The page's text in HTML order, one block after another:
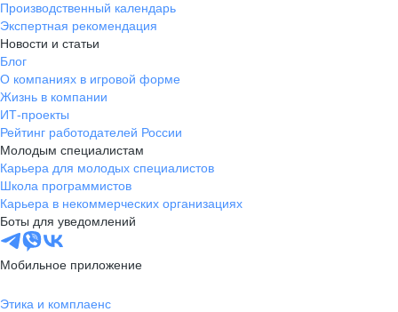
Производственный календарь
Экспертная рекомендация
Новости и статьи
Блог
О компаниях в игровой форме
Жизнь в компании
ИТ-проекты
Рейтинг работодателей России
Молодым специалистам
Карьера для молодых специалистов
Школа программистов
Карьера в некоммерческих организациях
Боты для уведомлений
Мобильное приложение
Этика и комплаенс